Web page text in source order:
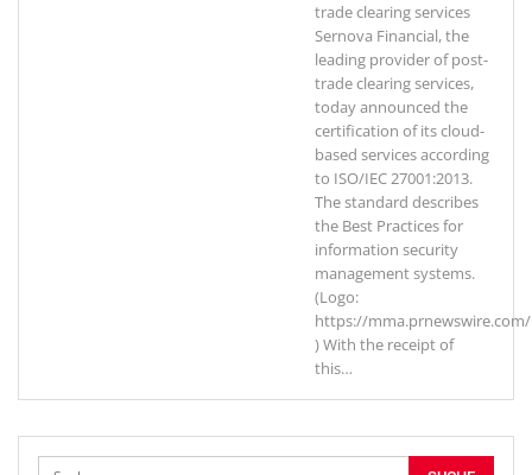
trade clearing services
Sernova Financial, the
leading provider of post-
trade clearing services,
today announced the
certification of its cloud-
based services according
to ISO/IEC 27001:2013.
The standard describes
the Best Practices for
information security
management systems.
(Logo:
https://
) With the receipt of
this…